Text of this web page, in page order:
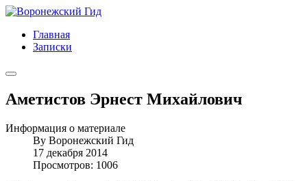
Главная
Записки
Аметистов Эрнест Михайлович
Информация о материале
By Воронежский Гид
17 декабря 2014
Просмотров: 1006